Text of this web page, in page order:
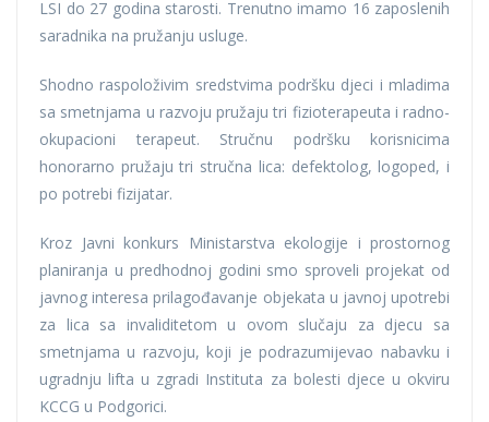
LSI do 27 godina starosti. Trenutno imamo 16 zaposlenih
saradnika na pružanju usluge.
Shodno raspoloživim sredstvima podršku djeci i mladima
sa smetnjama u razvoju pružaju tri fizioterapeuta i radno-
okupacioni terapeut. Stručnu podršku korisnicima
honorarno pružaju tri stručna lica: defektolog, logoped, i
po potrebi fizijatar.
Kroz Javni konkurs Ministarstva ekologije i prostornog
planiranja u predhodnoj godini smo sproveli projekat od
javnog interesa prilagođavanje objekata u javnoj upotrebi
za lica sa invaliditetom u ovom slučaju za djecu sa
smetnjama u razvoju, koji je podrazumijevao nabavku i
ugradnju lifta u zgradi Instituta za bolesti djece u okviru
KCCG u Podgorici.